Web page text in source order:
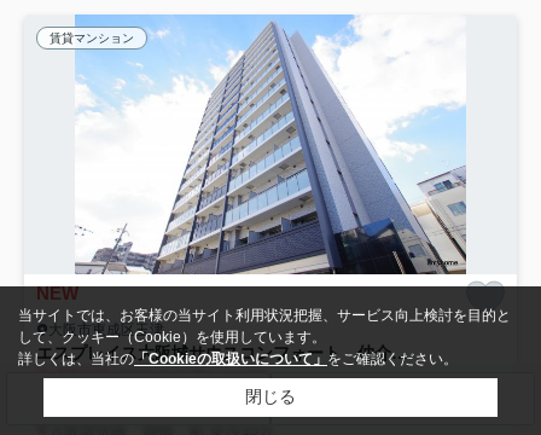
賃貸マンション
NEW
大阪市東成区玉津
エスプレイス大阪城サウスコンフォート 仲介手数料無料
7.02万円管理/共益費6,800円
当サイトでは、お客様の当サイト利用状況把握、サービス向上検討を目的と
して、クッキー（Cookie）を使用しています。
詳しくは、当社の「Cookieの取扱いについて」 をご確認ください。
閉じる